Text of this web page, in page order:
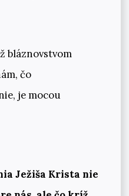
bláznovstvom
čo
je mocou
Ježiša Krista nie